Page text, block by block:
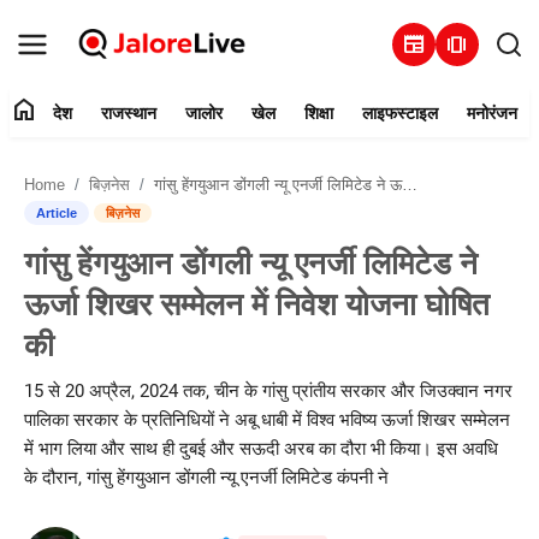
newspaper amp_stories
संपर्क करें
देश
राजस्थान
जालोर
खेल
home देश राजस्थान जालोर खेल शिक्षा लाइफस्टाइल मनोरंजन
Home बिज़नेस गांसु हेंगयुआन डोंगली न्यू एनर्जी लिमिटेड ने ऊर्जा शिखर सम्मेलन में निवेश योजना घोषित की
Article बिज़नेस
गांसु हेंगयुआन डोंगली न्यू एनर्जी लिमिटेड ने
ऊर्जा शिखर सम्मेलन में निवेश योजना घोषित
की
15 से 20 अप्रैल, 2024 तक, चीन के गांसु प्रांतीय सरकार और जिउक्वान नगर
पालिका सरकार के प्रतिनिधियों ने अबू धाबी में विश्व भविष्य ऊर्जा शिखर सम्मेलन
में भाग लिया और साथ ही दुबई और सऊदी अरब का दौरा भी किया। इस अवधि
के दौरान, गांसु हेंगयुआन डोंगली न्यू एनर्जी लिमिटेड कंपनी ने